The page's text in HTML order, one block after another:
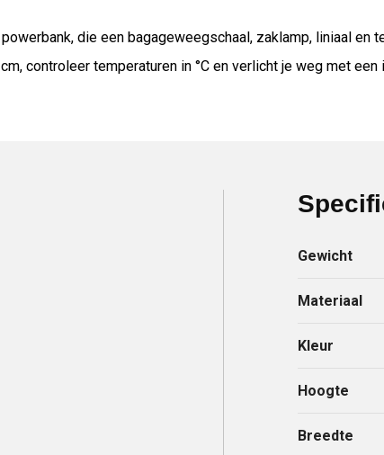
die een bagageweegschaal, zaklamp, liniaal en
controleer temperaturen in °C en verlicht je weg met
Gewicht
Materiaal
Kleur
Hoogte
Breedte